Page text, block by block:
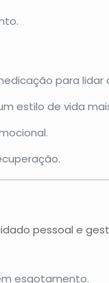
para
estilo de vida
pessoal e
esgotamento.